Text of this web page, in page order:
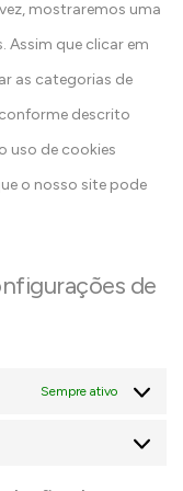
mostraremos uma
Assim que clicar em
as categorias de
descrito
uso de cookies
o nosso site pode
de
Sempre ativo